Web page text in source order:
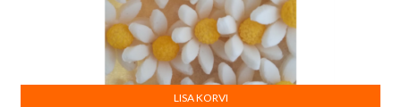
LISA KORVI